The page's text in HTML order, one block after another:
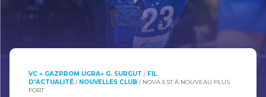
VC « GAZPROM UGRA» G. SURGUT / FIL
D'ACTUALITÉ / NOUVELLES CLUB / NOVA EST À NOUVEAU PLUS
FORT